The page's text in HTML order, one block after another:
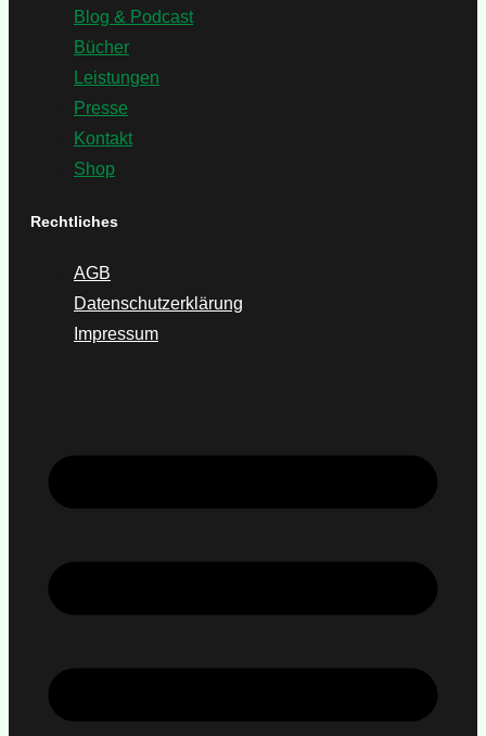
Blog & Podcast
Bücher
Leistungen
Presse
Kontakt
Shop
Rechtliches
AGB
Datenschutzerklärung
Impressum